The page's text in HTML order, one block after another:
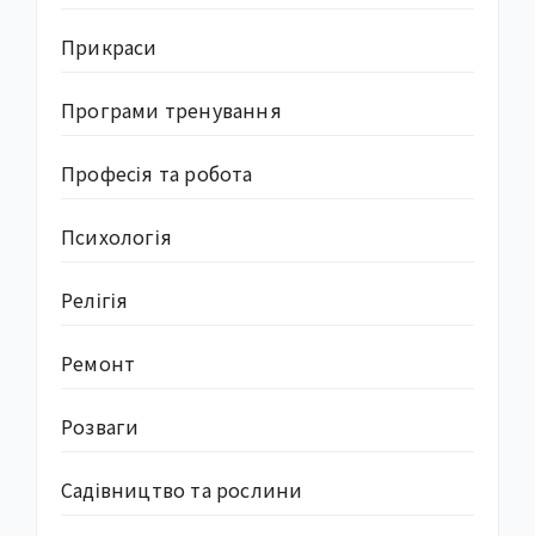
Прикраси
Програми тренування
Професія та робота
Психологія
Релігія
Ремонт
Розваги
Садівництво та рослини